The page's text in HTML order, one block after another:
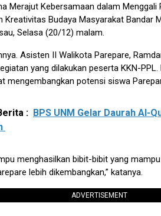
Merajut Kebersamaan dalam Menggali
Kreativitas Budaya Masyarakat Bandar
Selasa (20/12) malam.
Asisten II Walikota Parepare,
yang dilakukan peserta KKN-
mengembangkan potensi siswa
: BPS UNM Gelar Daurah Al-
menghasilkan bibit-bibit yang
lebih dikembangkan,” katanya.
ADVERTISEMENT